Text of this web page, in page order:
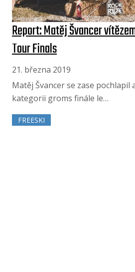
Report: Matěj Švancer
Tour Finals
21. března 2019
Matěj Švancer se zase pochlapil
kategorii groms finále le…
FREESKI